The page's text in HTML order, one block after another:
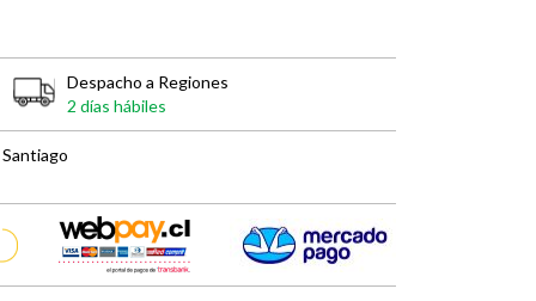
Despacho a Regiones
2 días hábiles